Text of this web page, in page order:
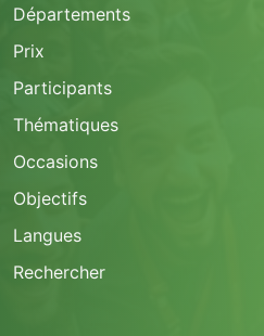
Départements
Prix
Participants
Thématiques
Occasions
Objectifs
Langues
Rechercher